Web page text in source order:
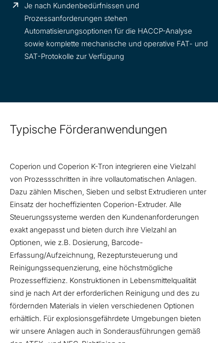
Je nach Kundenbedürfnissen und
Prozessanforderungen stehen
Automatisierungsoptionen für die HACCP-Analyse
sowie komplette mechanische und operative FAT- und
SAT-Protokolle zur Verfügung
Typische Förderanwendungen
Coperion und Coperion K-Tron integrieren eine Vielzahl
von Prozessschritten in ihre vollautomatischen Anlagen.
Dazu zählen Mischen, Sieben und selbst Extrudieren unter
Einsatz der hocheffizienten Coperion-Extruder. Alle
Steuerungssysteme werden den Kundenanforderungen
exakt angepasst und bieten durch ihre Vielzahl an
Optionen, wie z.B. Dosierung, Barcode-
Erfassung/Aufzeichnung, Rezeptursteuerung und
Reinigungssequenzierung, eine höchstmögliche
Prozesseffizienz. Konstruktionen in Lebensmittelqualität
sind je nach Art der erforderlichen Reinigung und des zu
fördernden Materials in vielen verschiedenen Optionen
erhältlich. Für explosionsgefährdete Umgebungen bieten
wir unsere Anlagen auch in Sonderausführungen gemäß